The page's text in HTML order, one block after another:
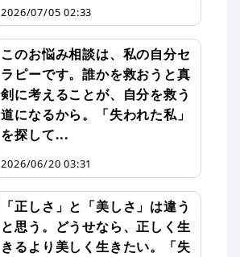
2026/07/05 02:33
このお悩み相談は、私の自分セ
ラピーです。誰かを救おうと真
剣に考えることが、自分を救う
道になるから。「失われた私」
を探して...
2026/06/20 03:31
「正しさ」と「美しさ」は違う
と思う。どうせなら、正しく生
きるより美しく生きたい。「失